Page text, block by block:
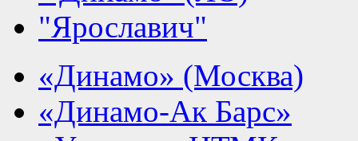
"Ярославич"
«Динамо» (Москва)
«Динамо-Ак Барс»